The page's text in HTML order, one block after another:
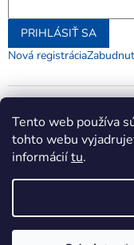
Tento web používa
tohto webu
informáciítu.
PRIHLÁSIŤ SA
Nová registrácia
Copyright 2026